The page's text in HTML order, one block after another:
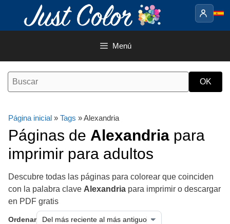
contenido
Menú
Página inicial » Tags » Alexandria
Páginas de Alexandria para
imprimir para adultos
Descubre todas las páginas para colorear que coinciden
con la palabra clave Alexandria para imprimir o descargar
en PDF gratis
Ordenar